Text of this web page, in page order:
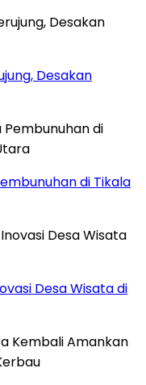
Desakan
di Tikala
Desa Wisata di